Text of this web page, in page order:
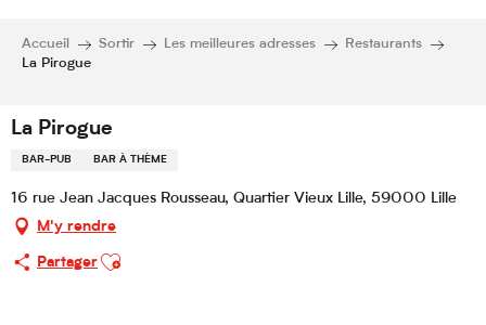
Accueil Sortir Les meilleures adresses
Restaurants
La Pirogue
La Pirogue
BAR-PUB BAR À THÈME
16 rue Jean Jacques Rousseau, Quartier Vieux Lille, 59000 Lille
M'y rendre
Partager
Ajouter aux favoris